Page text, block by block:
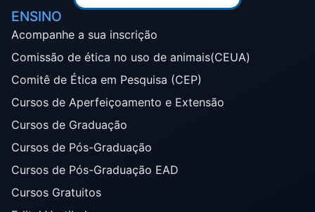
ENSINO
Acompanhe a sua inscrição
Comissão de ética no uso de animais(CEUA)
Comitê de Ética em Pesquisa (CEP)
Cursos de Aperfeiçoamento e Extensão
Cursos de Graduação
Cursos de Pós-Graduação
Cursos de Pós-Graduação EAD
Cursos Gratuitos